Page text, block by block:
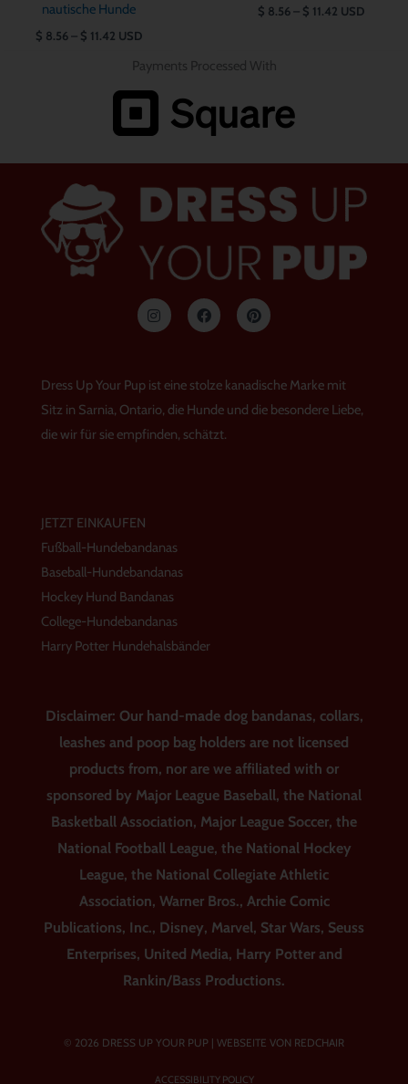
nautische Hunde
$ 8.56 – $ 11.42 USD
$ 8.56 – $ 11.42 USD
Payments Processed With
n
s
g
r
a
F
a
c
o
o
k
P
i
n
r
e
s
Dress Up Your Pup ist eine stolze kanadische Marke mit
Sitz in Sarnia, Ontario, die Hunde und die besondere Liebe,
die wir für sie empfinden, schätzt.
JETZT EINKAUFEN
Fußball-Hundebandanas
Baseball-Hundebandanas
Hockey Hund Bandanas
College-Hundebandanas
Harry Potter Hundehalsbänder
Disclaimer: Our hand-made dog bandanas, collars,
leashes and poop bag holders are not licensed
products from, nor are we affiliated with or
sponsored by Major League Baseball, the National
Basketball Association, Major League Soccer, the
National Football League, the National Hockey
League, the National Collegiate Athletic
Association, Warner Bros., Archie Comic
Publications, Inc., Disney, Marvel, Star Wars, Seuss
Enterprises, United Media, Harry Potter and
Rankin/Bass Productions.
© 2026 DRESS UP YOUR PUP | WEBSEITE VON REDCHAIR
ACCESSIBILITY POLICY